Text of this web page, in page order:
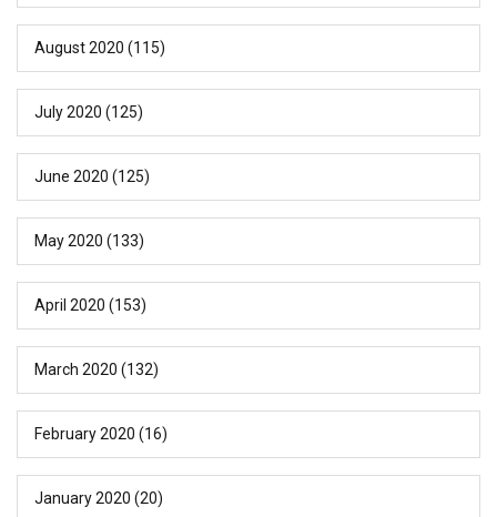
August 2020 (115)
July 2020 (125)
June 2020 (125)
May 2020 (133)
April 2020 (153)
March 2020 (132)
February 2020 (16)
January 2020 (20)